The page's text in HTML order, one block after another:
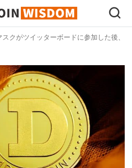
トコインの知恵
クがツイッターボードに参加した後、